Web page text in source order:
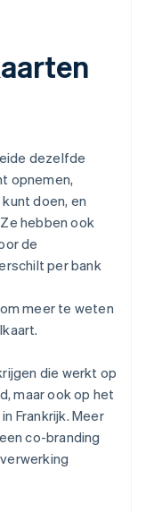
dezelfde
opnemen,
doen, en
hebben ook
de
per bank
meer te weten
die werkt op
maar ook op het
Frankrijk. Meer
co-branding